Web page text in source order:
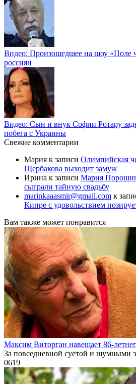
Видео: Произошедшее на шоу «Поле
россиян
Видео: Сын и внук Софии Ротару
побега с Украины
Свежие комментарии
Мария к записи Олимпийская
Щербакова выходит замуж
Ирина к записи Мария
сыграли тайную свадьбу
marinkaaasmir@gmail.com к
Кипре с удовольствием
Вам также может понравится
Максим Виторган навещает 86-
За повседневной суетой и шумными
0619